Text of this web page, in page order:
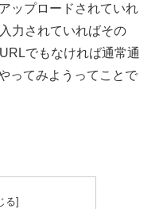
ップロードされていれ
力されていればその
でもなければ通常通
ってみようってことで